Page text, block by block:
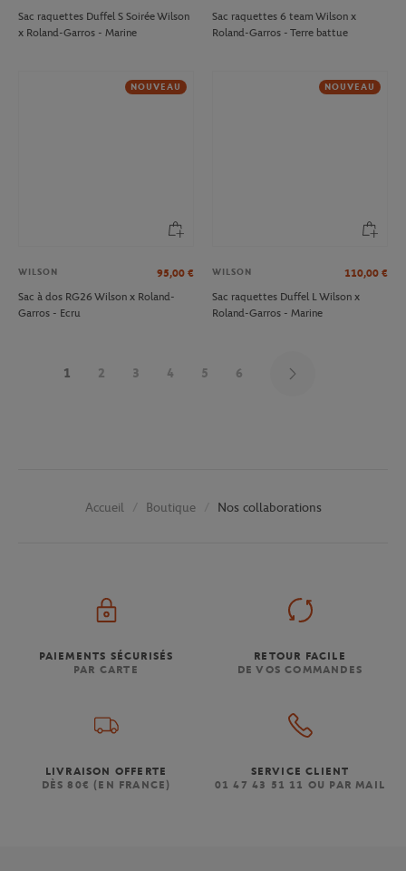
Sac raquettes Duffel S Soirée Wilson
x Roland-Garros - Marine
Sac raquettes 6 team Wilson x
Roland-Garros - Terre battue
NOUVEAU
WILSON 95,00 €
Sac à dos RG26 Wilson x Roland-
Garros - Ecru
NOUVEAU
WILSON 110,00 €
Sac raquettes Duffel L Wilson x
Roland-Garros - Marine
1 2 3 4 5 6
Accueil Boutique Nos collaborations
PAIEMENTS SÉCURISÉS
PAR CARTE
RETOUR FACILE
DE VOS COMMANDES
LIVRAISON OFFERTE
DÈS 80€ (EN FRANCE)
SERVICE CLIENT
01 47 43 51 11 OU PAR MAIL